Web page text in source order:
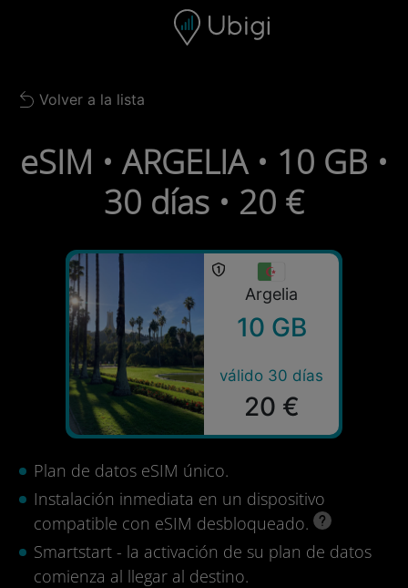
Barra de navegación
Back to list
Volver a la lista
eSIM • ARGELIA • 10 GB •
30 días • 20 €
Argelia
10 GB
válido 30 días
20 €
Plan de datos eSIM único.
Instalación inmediata en un dispositivo
compatible con eSIM desbloqueado.
Smartstart - la activación de su plan de datos
comienza al llegar al destino.